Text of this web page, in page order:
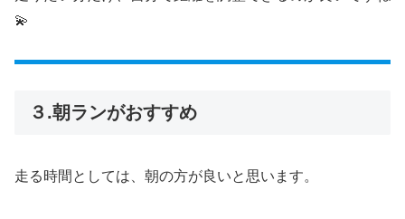
💫
３.朝ランがおすすめ
走る時間としては、朝の方が良いと思います。